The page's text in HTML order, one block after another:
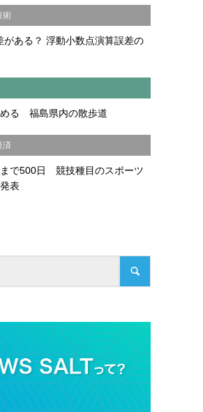
術
がある？ 浮動小数点演算誤差の
る 福島県内の散歩道
済
で500日 競技種目のスポーツ
表